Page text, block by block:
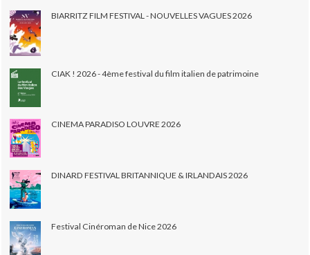
BIARRITZ FILM FESTIVAL - NOUVELLES VAGUES 2026
CIAK ! 2026 - 4ème festival du film italien de patrimoine
CINEMA PARADISO LOUVRE 2026
DINARD FESTIVAL BRITANNIQUE & IRLANDAIS 2026
Festival Cinéroman de Nice 2026